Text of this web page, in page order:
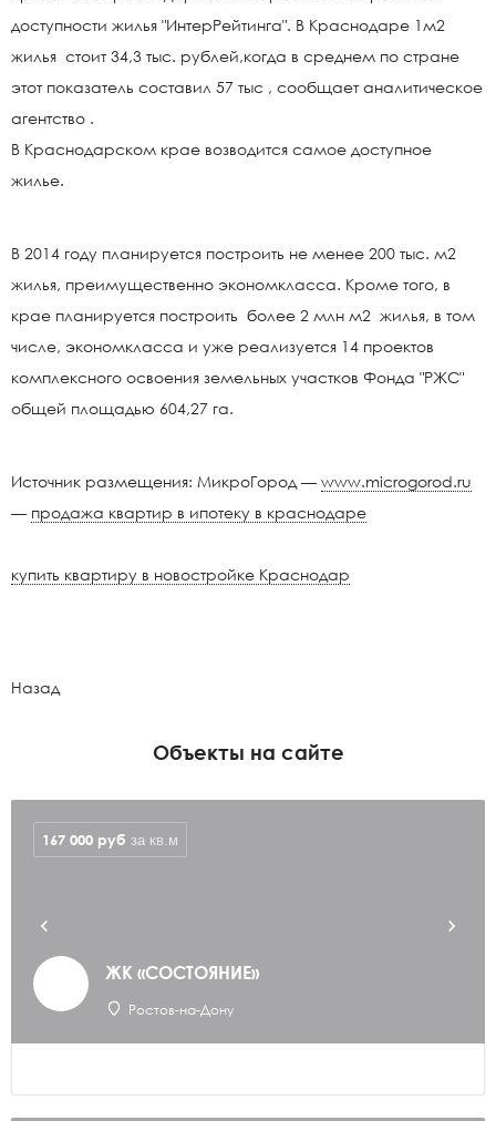
доступности жилья "ИнтерРейтинга". В Краснодаре 1м2
жилья стоит 34,3 тыс. рублей,когда в среднем по стране
этот показатель составил 57 тыс , сообщает аналитическое
агентство .
В Краснодарском крае возводится самое доступное
жилье.
В 2014 году планируется построить не менее 200 тыс. м2
жилья, преимущественно экономкласса. Кроме того, в
крае планируется построить более 2 млн м2 жилья, в том
числе, экономкласса и уже реализуется 14 проектов
комплексного освоения земельных участков Фонда "РЖС"
общей площадью 604,27 га.
Источник размещения: МикроГород — www.microgorod.ru
— продажа квартир в ипотеку в краснодаре
купить квартиру в новостройке Краснодар
Назад
Объекты на сайте
ЖК «СОСТОЯНИЕ»
Ростов-на-Дону
167 000 руб за кв.м